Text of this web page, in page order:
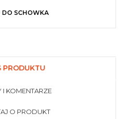
DO SCHOWKA
PRODUKTU
I KOMENTARZE
O PRODUKT